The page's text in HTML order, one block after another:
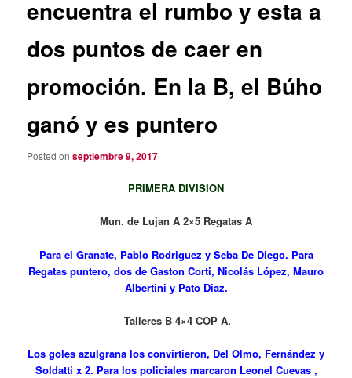
encuentra el rumbo y esta a
dos puntos de caer en
promoción. En la B, el Búho
ganó y es puntero
Posted onseptiembre 9, 2017
PRIMERA DIVISION
Mun. de Lujan A 2×5 Regatas A
Para el Granate, Pablo Rodriguez y Seba De Diego. Para
Regatas puntero, dos de Gaston Corti, Nicolás López, Mauro
Albertini y Pato Diaz.
Talleres B 4×4 COP A.
Los goles azulgrana los convirtieron, Del Olmo, Fernández y
Soldatti x 2. Para los policiales marcaron Leonel Cuevas ,